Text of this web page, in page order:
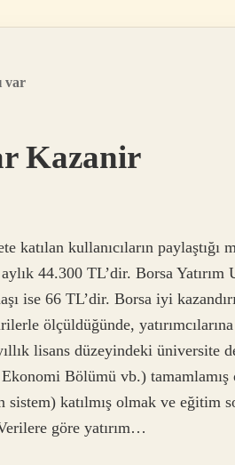
var
Kazanir
katılan kullanıcıların paylaştığı
44.300 TL’dir. Borsa Yatırım
ise 66 TL’dir. Borsa iyi
ölçüldüğünde,
lisans düzeyindeki üniversite
Bölümü vb.)
katılmış olmak ve eğitim
göre yatırım…